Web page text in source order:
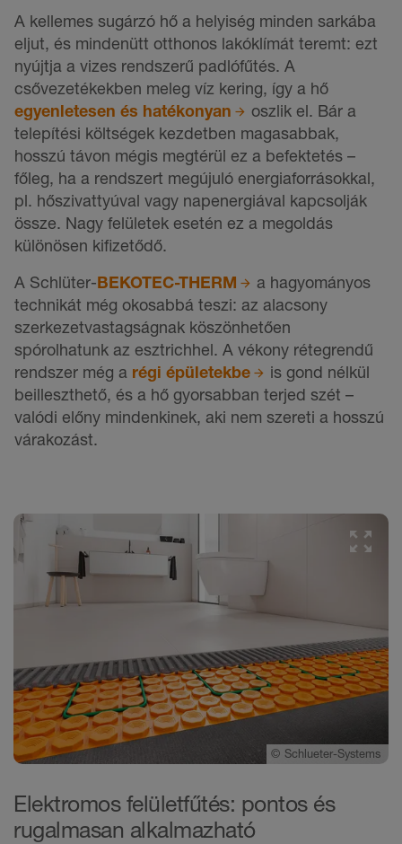
A kellemes sugárzó hő a helyiség minden sarkába
eljut, és mindenütt otthonos lakóklímát teremt: ezt
nyújtja a vizes rendszerű padlófűtés. A
csővezetékekben meleg víz kering, így a hő
egyenletesen és hatékonyan
oszlik el. Bár a
telepítési költségek kezdetben magasabbak,
hosszú távon mégis megtérül ez a befektetés –
főleg, ha a rendszert megújuló energiaforrásokkal,
pl. hőszivattyúval vagy napenergiával kapcsolják
össze. Nagy felületek esetén ez a megoldás
különösen kifizetődő.
A Schlüter-BEKOTEC-THERM
a hagyományos
technikát még okosabbá teszi: az alacsony
szerkezetvastagságnak köszönhetően
spórolhatunk az esztrichhel. A vékony rétegrendű
rendszer még a régi épületekbe
is gond nélkül
beilleszthető, és a hő gyorsabban terjed szét –
valódi előny mindenkinek, aki nem szereti a hosszú
várakozást.
© Schlueter-Systems
Elektromos felületfűtés: pontos és
rugalmasan alkalmazható